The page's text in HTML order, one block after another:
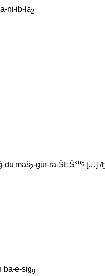
ni-ib-la2
du maš2-gur-ra-ŠEŠku6 […] /
ba-e-sig9